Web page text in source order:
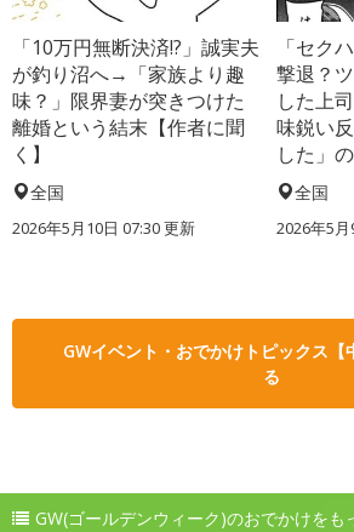
「10万円無断決済!?」誠実夫
が釣り沼へ→「家族より趣
味？」限界妻が突きつけた
離婚という結末【作者に聞
く】
全国
2026年5月10日 07:30 更新
「セク
撃退？
した上
味鋭い
した」
全国
2026年5
GWイベント・おでかけトピックス【
る
GW(ゴールデンウィーク)のおでかけをも